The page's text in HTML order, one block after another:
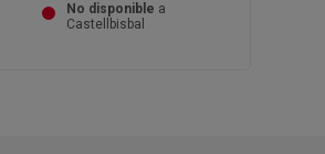
No disponible a
Castellbisbal